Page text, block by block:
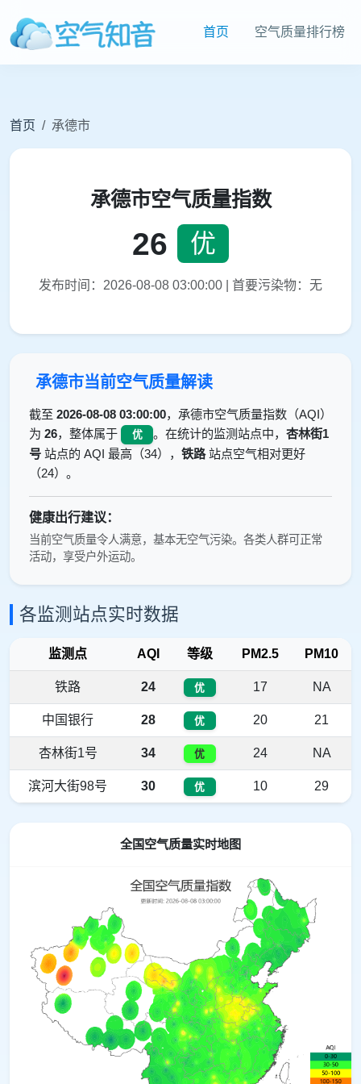
首页 空气质量排行榜
首页 承德市
承德市空气质量指数
26 优
发布时间：2026-08-08 03:00:00 | 首要污染物：无
承德市当前空气质量解读
截至 2026-08-08 03:00:00，承德市空气质量指数（AQI）
为 26，整体属于 优 。在统计的监测站点中， 杏林街1
号 站点的 AQI 最高（34）， 铁路站点空气相对更好
（24）。
健康出行建议：
当前空气质量令人满意，基本无空气污染。各类人群可正常
活动，享受户外运动。
各监测站点实时数据
监测点 AQI 等级 PM2.5 PM10
铁路 24 优 17 NA
中国银行 28 优 20 21
杏林街1号 34 优 24 NA
滨河大街98号 30 优 10 29
全国空气质量实时地图